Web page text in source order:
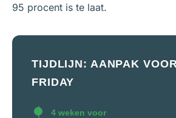
95 procent is te laat.
TIJDLIJN: AANPAK
FRIDAY
4 weken voor